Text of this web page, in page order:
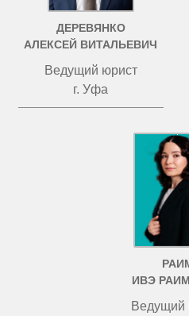
ДЕРЕВЯНКО
АЛЕКСЕЙ ВИТАЛЬЕВИЧ
Ведущий юрист
г. Уфа
ИВЭ
Ведущий